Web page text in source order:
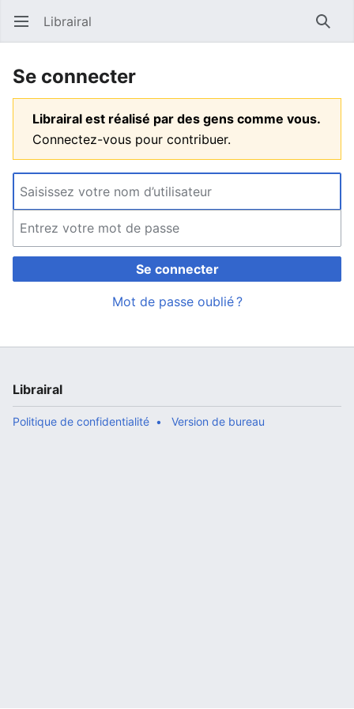
Ouvrir le menu principal Librairal
Se connecter
Librairal est réalisé par des gens comme vous.
Connectez-vous pour contribuer.
Se connecter
Mot de passe oublié ?
Librairal
Politique de confidentialité Version de bureau